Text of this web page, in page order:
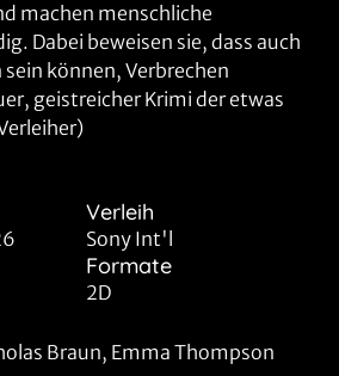
machen menschliche
Dabei beweisen sie, dass auch
können, Verbrechen
geistreicher Krimi der etwas
Verleih
Sony Int'l
Formate
2D
Braun, Emma Thompson